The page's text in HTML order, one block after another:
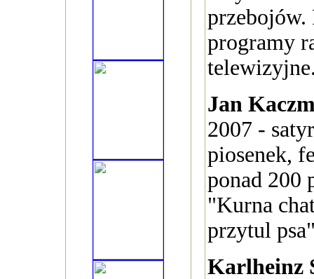
przebojów.
programy
Jan
2007 -
piosenek,
ponad 200
"Kurna
przytul
Karlheinz